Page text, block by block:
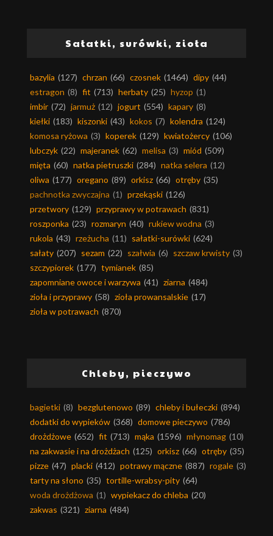
Sałatki, surówki, zioła
bazylia (127) chrzan (66) czosnek (1464) dipy (44)
estragon (8) fit (713) herbaty (25) hyzop (1)
imbir (72) jarmuż (12) jogurt (554) kapary (8)
kiełki (183) kiszonki (43) kokos (7) kolendra (124)
komosa ryżowa (3) koperek (129) kwiatożercy (106)
lubczyk (22) majeranek (62) melisa (3) miód (509)
mięta (60) natka pietruszki (284) natka selera (12)
oliwa (177) oregano (89) orkisz (66) otręby (35)
pachnotka zwyczajna (1) przekąski (126)
przetwory (129) przyprawy w potrawach (831)
roszponka (23) rozmaryn (40) rukiew wodna (3)
rukola (43) rzeżucha (11) sałatki-surówki (624)
sałaty (207) sezam (22) szałwia (6) szczaw krwisty (3)
szczypiorek (177) tymianek (85)
zapomniane owoce i warzywa (41) ziarna (484)
zioła i przyprawy (58) zioła prowansalskie (17)
zioła w potrawach (870)
Chleby, pieczywo
bagietki (8) bezglutenowo (89) chleby i bułeczki (894)
dodatki do wypieków (368) domowe pieczywo (786)
drożdżowe (652) fit (713) mąka (1596) młynomag (10)
na zakwasie i na drożdżach (125) orkisz (66) otręby (35)
pizze (47) placki (412) potrawy mączne (887) rogale (3)
tarty na słono (35) tortille-wrabsy-pity (64)
woda drożdżowa (1) wypiekacz do chleba (20)
zakwas (321) ziarna (484)